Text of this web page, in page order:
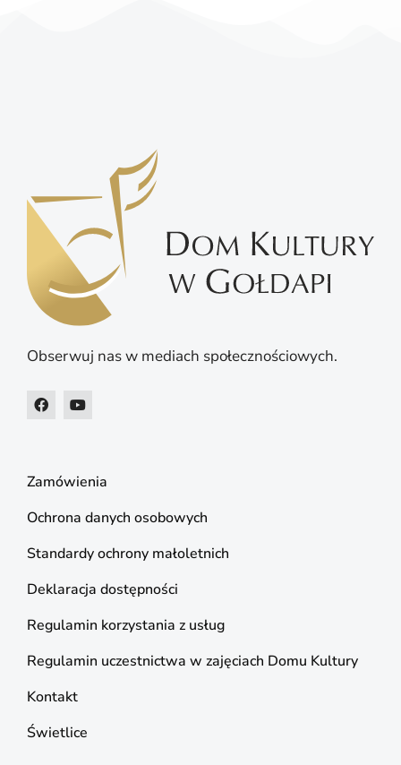
Obserwuj nas w mediach społecznościowych.
Zamówienia
Ochrona danych osobowych
Standardy ochrony małoletnich
Deklaracja dostępności
Regulamin korzystania z usług
Regulamin uczestnictwa w zajęciach Domu Kultury
Kontakt
Świetlice